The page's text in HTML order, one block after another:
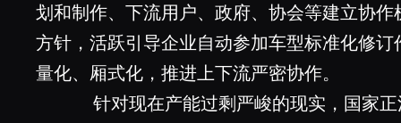
划和制作、下流用户、政府、协会等建立协
方针，活跃引导企业自动参加车型标准化修
量化、厢式化，推进上下流严密协作。
针对现在产能过剩严峻的现实，国家正